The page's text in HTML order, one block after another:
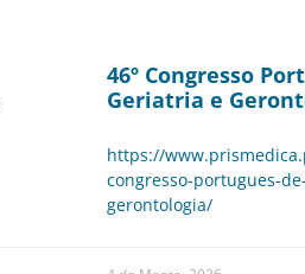
46º Congresso
Geriatria e
https://
congresso-portugues-
gerontologia/